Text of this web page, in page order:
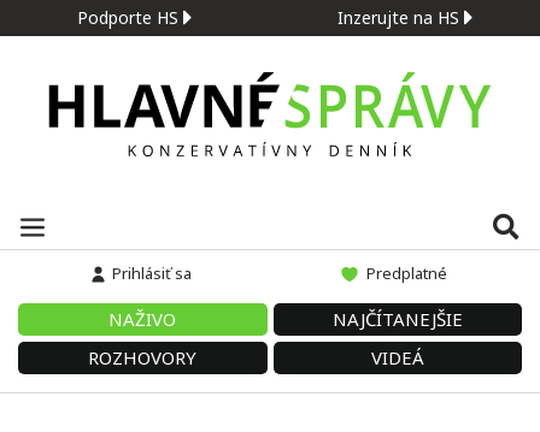
Podporte HS Inzerujte na HS
Prihlásiť sa Predplatné
NAŽIVO
NAJČÍTANEJŠIE
ROZHOVORY
VIDEÁ